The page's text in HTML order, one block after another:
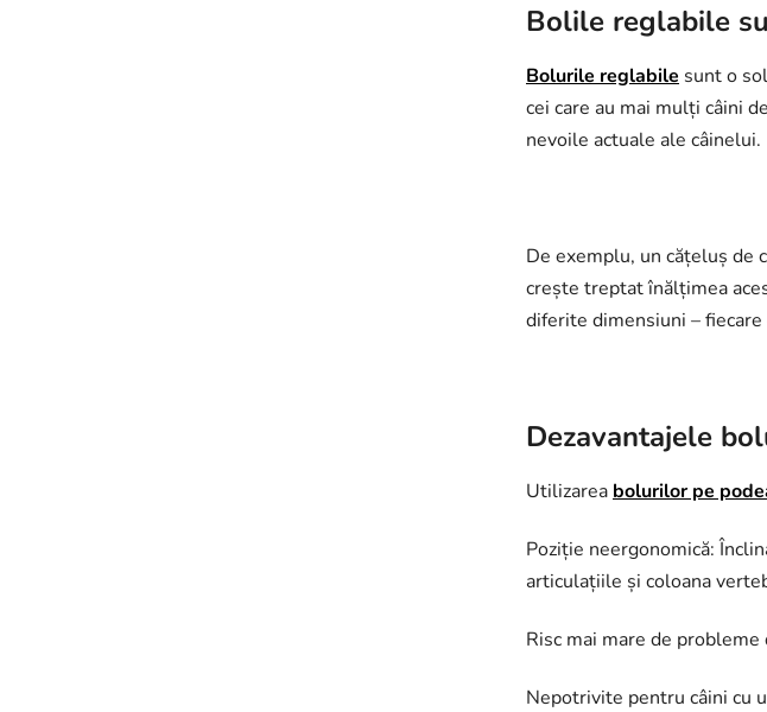
Bolile reglabile
Bolurile reglabile sunt o
cei care au mai mulți câini
nevoile actuale ale câinelui.
De exemplu, un cățeluș de
crește treptat înălțimea
diferite dimensiuni – fiecare
Dezavantajele
Utilizarea bolurilor pe
Poziție neergonomică:
articulațiile și coloana
Risc mai mare de probleme
Nepotrivite pentru câini cu